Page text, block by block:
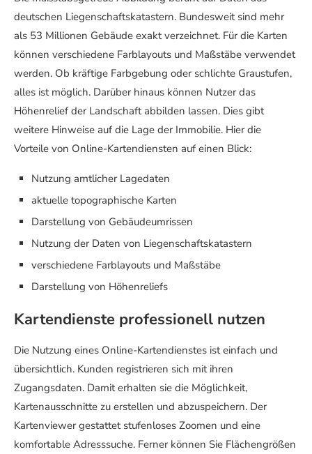
deutschen Liegenschaftskatastern. Bundesweit sind mehr
als 53 Millionen Gebäude exakt verzeichnet. Für die Karten
können verschiedene Farblayouts und Maßstäbe verwendet
werden. Ob kräftige Farbgebung oder schlichte Graustufen,
alles ist möglich. Darüber hinaus können Nutzer das
Höhenrelief der Landschaft abbilden lassen. Dies gibt
weitere Hinweise auf die Lage der Immobilie. Hier die
Vorteile von Online-Kartendiensten auf einen Blick:
Nutzung amtlicher Lagedaten
aktuelle topographische Karten
Darstellung von Gebäudeumrissen
Nutzung der Daten von Liegenschaftskatastern
verschiedene Farblayouts und Maßstäbe
Darstellung von Höhenreliefs
Kartendienste professionell nutzen
Die Nutzung eines Online-Kartendienstes ist einfach und
übersichtlich. Kunden registrieren sich mit ihren
Zugangsdaten. Damit erhalten sie die Möglichkeit,
Kartenausschnitte zu erstellen und abzuspeichern. Der
Kartenviewer gestattet stufenloses Zoomen und eine
komfortable Adresssuche. Ferner können Sie Flächengrößen